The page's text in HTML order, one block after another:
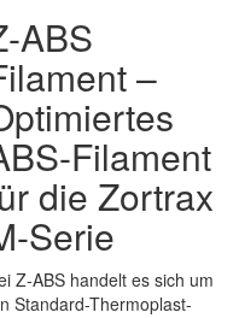
ABS
–
Filament
die Zortrax
Serie
Z-ABS handelt es sich um
Standard-Thermoplast-